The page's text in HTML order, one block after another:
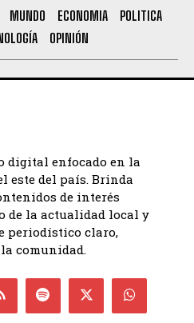
MUNDO ECONOMIA
POLITICA
OPINIÓN
digital enfocado en la
este del país. Brinda
de interés
de la actualidad local y
periodístico claro,
comunidad.